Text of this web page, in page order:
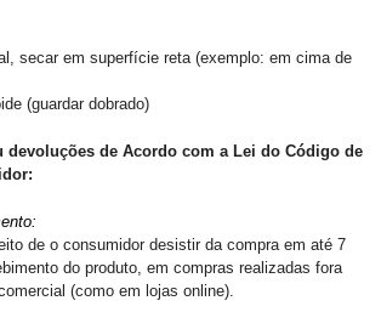
secar em superfície reta (exemplo: em cima de
(guardar dobrado)
devoluções de Acordo com a Lei do Código de
de o consumidor desistir da compra em até 7
do produto, em compras realizadas fora
(como em lojas online).